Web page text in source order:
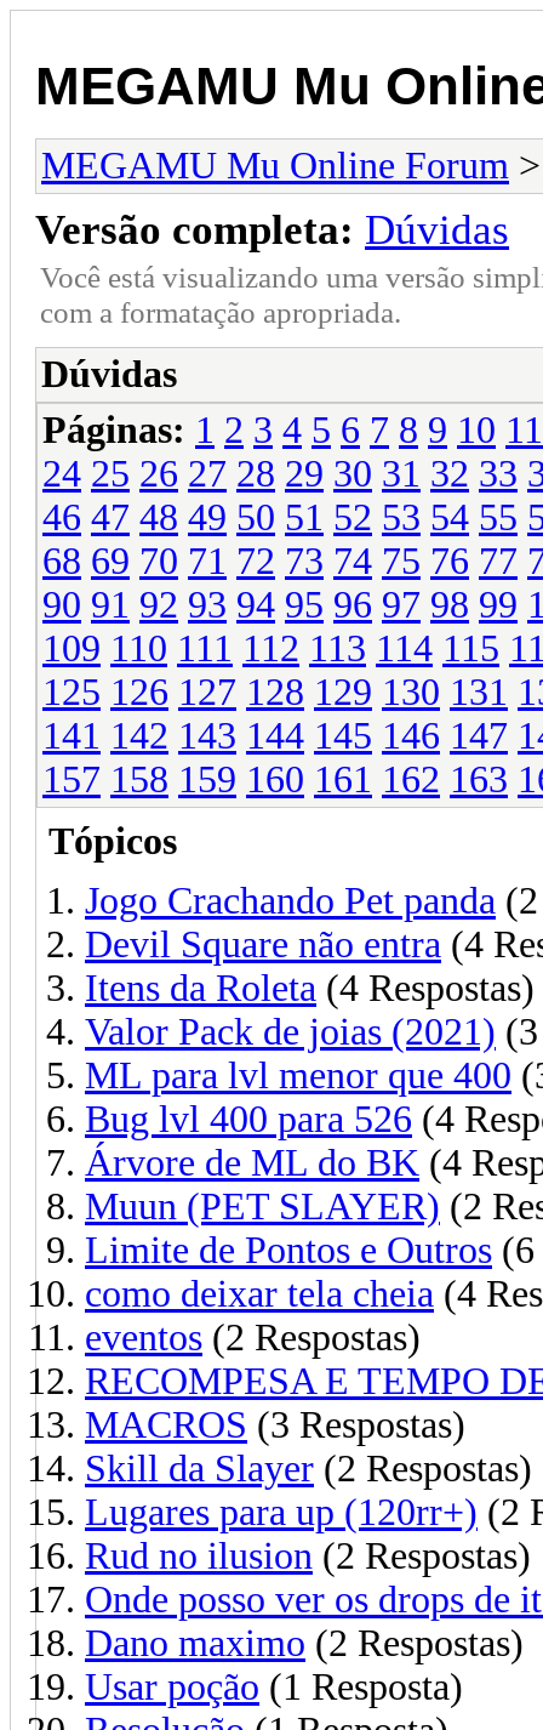
MEGAMU Mu
MEGAMU Mu Online Forum
Versão completa: Dúvidas
Você está visualizando uma versão
com a formatação apropriada.
Dúvidas
Páginas: 1 2 3 4 5 6 7 8 9 10 11
24 25 26 27 28 29 30 31 32 33
46 47 48 49 50 51 52 53 54 55
68 69 70 71 72 73 74 75 76 77
90 91 92 93 94 95 96 97 98 99
109 110 111 112 113 114 115
125 126 127 128 129 130 131
141 142 143 144 145 146 147
157 158 159 160 161 162 163
Tópicos
Jogo Crachando Pet panda
Devil Square não entra (4
Itens da Roleta (4 Respostas)
Valor Pack de joias (2021)
ML para lvl menor que 400
Bug lvl 400 para 526 (4
Árvore de ML do BK (4
Muun (PET SLAYER) (2
Limite de Pontos e Outros (6
como deixar tela cheia (4
eventos (2 Respostas)
RECOMPESA E TEMPO
MACROS (3 Respostas)
Skill da Slayer (2 Respostas)
Lugares para up (120rr+) (2
Rud no ilusion (2 Respostas)
Onde posso ver os drops de
Dano maximo (2 Respostas)
Usar poção (1 Resposta)